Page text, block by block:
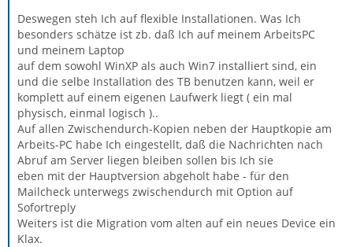
Deswegen steh Ich auf flexible Installationen. Was Ich
besonders schätze ist zb. daß Ich auf meinem ArbeitsPC
und meinem Laptop
auf dem sowohl WinXP als auch Win7 installiert sind, ein
und die selbe Installation des TB benutzen kann, weil er
komplett auf einem eigenen Laufwerk liegt ( ein mal
physisch, einmal logisch )..
Auf allen Zwischendurch-Kopien neben der Hauptkopie am
Arbeits-PC habe Ich eingestellt, daß die Nachrichten nach
Abruf am Server liegen bleiben sollen bis Ich sie
eben mit der Hauptversion abgeholt habe - für den
Mailcheck unterwegs zwischendurch mit Option auf
Sofortreply
Weiters ist die Migration vom alten auf ein neues Device ein
Klax.